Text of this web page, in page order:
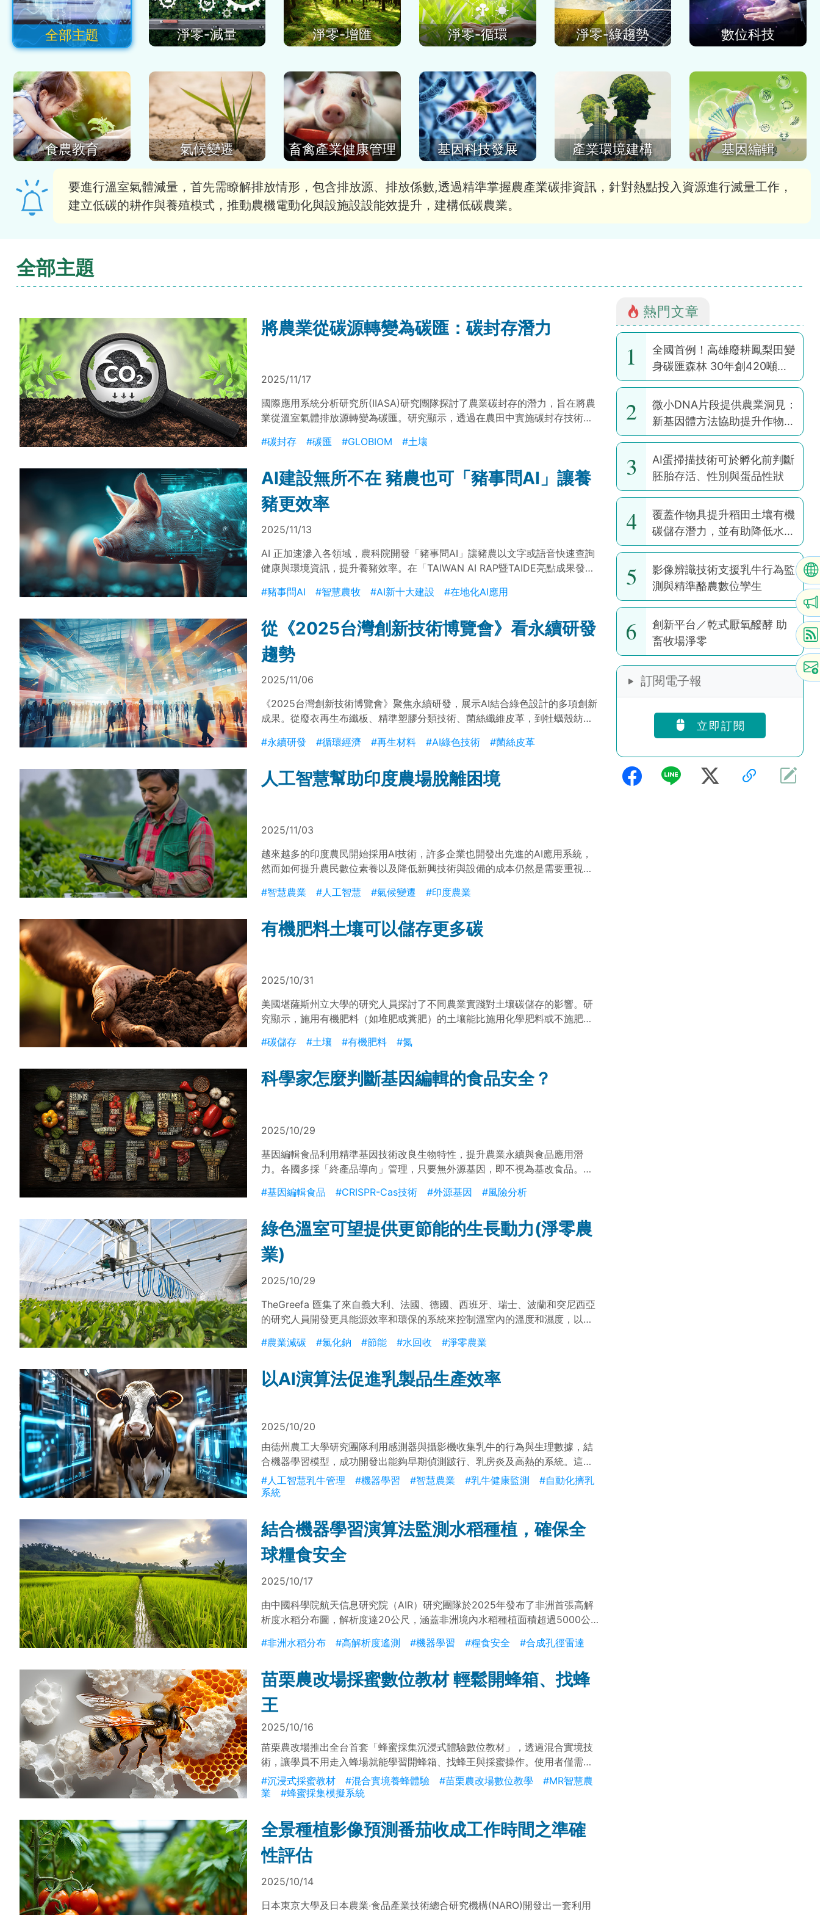
全部主題 淨零-減量 淨零-增匯 淨零-循環 淨零-綠趨勢 數位科技
食農教育 氣候變遷 畜禽產業健康管理 基因科技發展 產業環境建構 基因編輯
要進行溫室氣體減量，首先需瞭解排放情形，包含排放源、排放係數,透過精準掌握農產業碳排資訊，針對熱點投入資源進行滅量工作，
建立低碳的耕作與養殖模式，推動農機電動化與設施設設能效提升，建構低碳農業。
全部主題
將農業從碳源轉變為碳匯：碳封存潛力
2025/11/17
國際應用系統分析研究所(IIASA)研究團隊探討了農業碳封存的潛力，旨在將農
業從溫室氣體排放源轉變為碳匯。研究顯示，透過在農田中實施碳封存技術，
年，這些農業操作能夠減少的溫室氣體排放量相當於植樹造林，特別是在撒哈
促進經濟增長，對於應對氣候變化具有重要意義。
#碳封存 #碳匯 #GLOBIOM #土壤
AI建設無所不在 豬農也可「豬事問AI」讓養
豬更效率
2025/11/13
AI 正加速滲入各領域，農科院開發「豬事問AI」讓豬農以文字或語音快速查詢
健康與環境資訊，提升養豬效率。在「TAIWAN AI RAP暨TAIDE亮點成果發表
十大建設」下的跨域成果，包含智慧診所搜尋、急診交班自動化與在地化 AI 教
#豬事問AI #智慧農牧 #AI新十大建設 #在地化AI應用
從《2025台灣創新技術博覽會》看永續研發
趨勢
2025/11/06
《2025台灣創新技術博覽會》聚焦永續研發，展示AI結合綠色設計的多項創新
成果。從廢衣再生布纖板、精準塑膠分類技術、菌絲纖維皮革，到牡蠣殼紡織
業創新的雙贏發展。
#永續研發 #循環經濟 #再生材料 #AI綠色技術 #菌絲皮革
人工智慧幫助印度農場脫離困境
2025/11/03
越來越多的印度農民開始採用AI技術，許多企業也開發出先進的AI應用系統，
然而如何提升農民數位素養以及降低新興技術與設備的成本仍然是需要重視的
#智慧農業 #人工智慧 #氣候變遷 #印度農業
有機肥料土壤可以儲存更多碳
2025/10/31
美國堪薩斯州立大學的研究人員探討了不同農業實踐對土壤碳儲存的影響。研
究顯示，施用有機肥料（如堆肥或糞肥）的土壤能比施用化學肥料或不施肥的
性。
#碳儲存 #土壤 #有機肥料 #氮
科學家怎麼判斷基因編輯的食品安全？
2025/10/29
基因編輯食品利用精準基因技術改良生物特性，提升農業永續與食品應用潛
力。各國多採「終產品導向」管理，只要無外源基因，即不視為基改食品。政
康的新選擇。
#基因編輯食品 #CRISPR-Cas技術 #外源基因 #風險分析
綠色溫室可望提供更節能的生長動力(淨零農
業)
2025/10/29
TheGreefa 匯集了來自義大利、法國、德國、西班牙、瑞士、波蘭和突尼西亞
的研究人員開發更具能源效率和環保的系統來控制溫室內的溫度和濕度，以滿
#農業減碳 #氯化鈉 #節能 #水回收 #淨零農業
以AI演算法促進乳製品生產效率
2025/10/20
由德州農工大學研究團隊利用感測器與攝影機收集乳牛的行為與生理數據，結
合機器學習模型，成功開發出能夠早期偵測跛行、乳房炎及高熱的系統。這些
系統不僅提升了疾病診斷的準確度，也為乳牛管理提供了數據支持的決策依
據。
#人工智慧乳牛管理 #機器學習 #智慧農業 #乳牛健康監測
#自動化擠乳
系統
結合機器學習演算法監測水稻種植，確保全
球糧食安全
2025/10/17
由中國科學院航天信息研究院（AIR）研究團隊於2025年發布了非洲首張高解
析度水稻分布圖，解析度達20公尺，涵蓋非洲境內水稻種植面積超過5000公
據的線性相關係數（R²）高於0.9。此公開資料集將成為全球研究社群的重要資
#非洲水稻分布 #高解析度遙測 #機器學習 #糧食安全 #合成孔徑雷達
苗栗農改場採蜜數位教材 輕鬆開蜂箱、找蜂
王
2025/10/16
苗栗農改場推出全台首套「蜂蜜採集沉浸式體驗數位教材」，透過混合實境技
術，讓學員不用走入蜂場就能學習開蜂箱、找蜂王與採蜜操作。使用者僅需佩
戴頭戴裝置、伸手操作即可擬真體驗搖蜜流程，提升學習安全性與趣味性，也
適合作為食農教育與養蜂課程的輔助工具。
#沉浸式採蜜教材 #混合實境養蜂體驗 #苗栗農改場數位教學
#MR智慧農
業
#蜂蜜採集模擬系統
全景種植影像預測番茄收成工作時間之準確
性評估
2025/10/14
日本東京大學及日本農業‧食品產業技術總合研究機構(NARO)開發出一套利用
熱門文章
1
全國首例！高雄廢耕鳳梨田變
身碳匯森林 30年創420噸碳
權
2
微小DNA片段提供農業洞見：
新基因體方法協助提升作物韌
性
3
AI蛋掃描技術可於孵化前判斷
胚胎存活、性別與蛋品性狀
4
覆蓋作物具提升稻田土壤有機
碳儲存潛力，並有助降低水稻
耕作全球暖化潛勢
5
影像辨識技術支援乳牛行為監
測與精準酪農數位孿生
6
創新平台／乾式厭氧醱酵 助
畜牧場淨零
訂閱電子報
立即訂閱